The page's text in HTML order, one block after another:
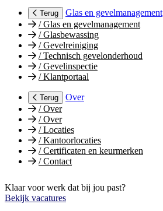
Terug
Glas en gevelmanagement
/Glas en gevelmanagement
/Glasbewassing
/Gevelreiniging
/Technisch gevelonderhoud
/Gevelinspectie
/Klantportaal
Terug
Over
/Over
/Over
/Locaties
/Kantoorlocaties
/Certificaten en keurmerken
/Contact
Klaar voor werk dat bij jou past?
Bekijk vacatures